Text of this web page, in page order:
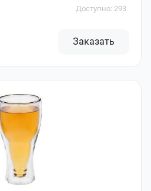
Доступно: 293
Заказать